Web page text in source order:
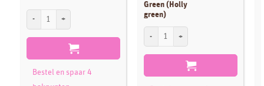
RD ProGel Concentrated Colour - Aqua aantal
Bestel en spaar 4
Green (Holly
green)
RD ProGel Concentrated Colour -